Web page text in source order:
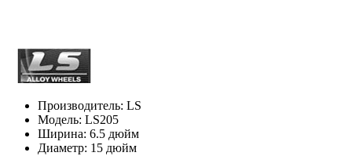
Производитель: LS
Модель: LS205
Ширина: 6.5 дюйм
Диаметр: 15 дюйм